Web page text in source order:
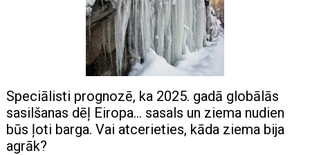
Speciālisti prognozē, ka 2025. gadā globālās
sasilšanas dēļ Eiropa… sasals un ziema nudien
būs ļoti barga. Vai atcerieties, kāda ziema bija
agrāk?